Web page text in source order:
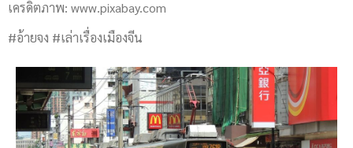
เครดิตภาพ: www.pixabay.com
#อ้ายจง #เล่าเรื่องเมืองจีน